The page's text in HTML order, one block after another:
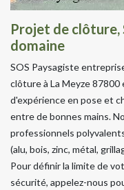
Projet de clôture,
domaine
SOS Paysagiste
clôture à La Meyze
d'expérience en pose et
entre de bonnes mains.
professionnels
(alu, bois, zinc, métal,
Pour définir la limite de
sécurité, appelez-nous